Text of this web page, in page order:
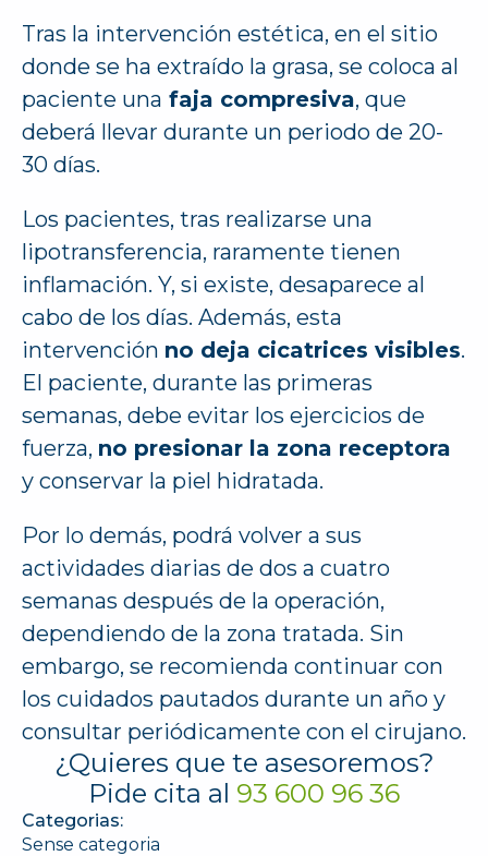
Tras la intervención estética, en el sitio
donde se ha extraído la grasa, se coloca al
paciente una faja compresiva, que
deberá llevar durante un periodo de 20-
30 días.
Los pacientes, tras realizarse una
lipotransferencia, raramente tienen
inflamación. Y, si existe, desaparece al
cabo de los días. Además, esta
intervención no deja cicatrices visibles.
El paciente, durante las primeras
semanas, debe evitar los ejercicios de
fuerza, no presionar la zona receptora
y conservar la piel hidratada.
Por lo demás, podrá volver a sus
actividades diarias de dos a cuatro
semanas después de la operación,
dependiendo de la zona tratada. Sin
embargo, se recomienda continuar con
los cuidados pautados durante un año y
consultar periódicamente con el cirujano.
¿Quieres que te asesoremos?
Pide cita al 93 600 96 36
Categorias:
Sense categoria